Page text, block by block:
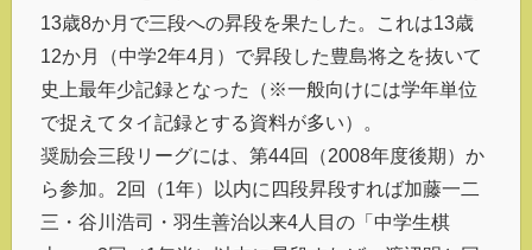
13歳8か月で三段への昇段を果たした。これは13歳
12か月（中学2年4月）で昇段した豊島将之を抜いて
史上最年少記録となった（※一般向けには学年単位
で捉えてタイ記録とする資料が多い）。
奨励会三段リーグには、第44回（2008年度後期）か
ら参加。2回（1年）以内に四段昇段すれば加藤一二
三・谷川浩司・羽生善治以来4人目の「中学生棋